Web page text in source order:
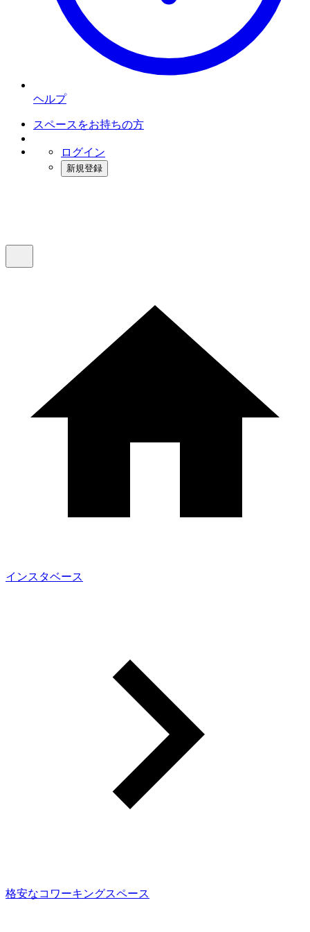
ヘルプ
スペースをお持ちの方
ログイン
新規登録
インスタベース
格安なコワーキングスペース